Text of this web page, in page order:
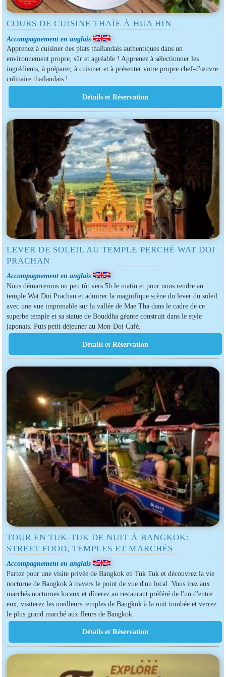
COURS DE CUISINE THAÏE À HUA HIN
Accompagnement en anglais
Apprenez à cuisiner des plats thaïlandais authentiques dans un
environnement propre, sûr et agréable ! Apprenez à sélectionner les
ingrédients, à préparer, à cuisiner et à présenter votre propre chef-d'œuvre
culinaire thaïlandais !
LEVER DE SOLEIL AU TEMPLE PERCHÉ WAT DOI
PRACHAN
Accompagnement en anglais
Nous démarrerons un peu tôt vers 5h le matin et pour nous rendre au
temple Wat Doi Prachan et admirer la magnifique scène du lever du soleil
avec une vue imprenable sur la vallée de Mae Tha dans le cadre de ce
superbe temple et sa statue de Bouddha géante construit dans le style
japonais. Puis petit déjeuner au Mon-Doi Café.
TOUR EN TUK-TUK DE NUIT À BANGKOK:
STREET FOOD, TEMPLES ET MARCHÉS
Accompagnement en anglais
Partez pour une visite privée de Bangkok en Tuk Tuk et découvrez la vie
nocturne de Bangkok à travers le point de vue d'un local. Vous irez aux
marchés nocturnes locaux et dînerez au restaurant préféré de l'un d'entre
eux, visiterez les meilleurs temples de Bangkok à la nuit tombée et verrez
le plus grand marché aux fleurs de Bangkok.